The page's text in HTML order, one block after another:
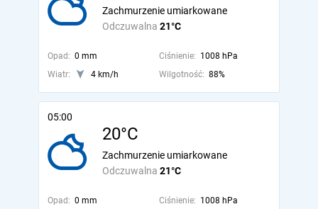
Odczuwalna 21°C
Zachmurzenie umiarkowane
Opad: 0 mm Ciśnienie: 1008 hPa
Wiatr:
4 km/h Wilgotność: 88%
05:00
20°C
Odczuwalna 21°C
Zachmurzenie umiarkowane
Opad: 0 mm Ciśnienie: 1008 hPa